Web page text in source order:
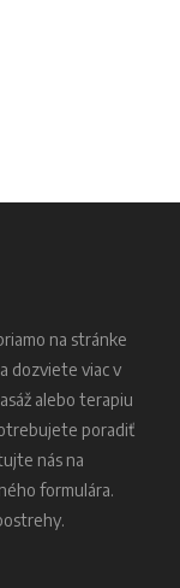
na stránke
dozviete viac v
alebo terapiu
poradiť
nás na
formulára.